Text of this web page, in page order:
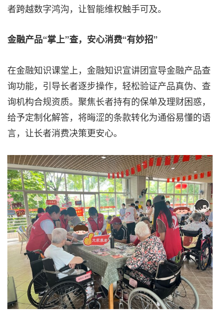
者跨越数字鸿沟，让智能维权触手可及。
金融产品“掌上”查，安心消费“有妙招”
在金融知识课堂上，金融知识宣讲团宣导金融产品查
询功能，引导长者逐步操作，轻松验证产品真伪、查
询机构合规资质。聚焦长者持有的保单及理财困惑，
给予定制化解答，将晦涩的条款转化为通俗易懂的语
言，让长者消费决策更安心。